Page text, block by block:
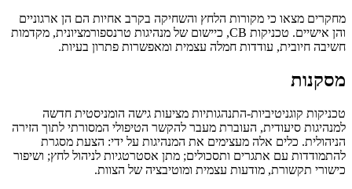
מחקרים מצאו כי מקורות הלחץ והשחיקה בקרב אחיות הם הן ארגוניים
והן אישיים. טכניקות CB, כיישום של מנהיגות טרנספורמציונית, מקדמות
חשיבה חיובית, עודדות חמלה עצמית ומאפשרות פתרון בעיות.
מסקנות
טכניקות קוגניטיביות-התנהגותיות מציעות גישה הומניסטית חדשה
למנהיגות סיעודית, העוברת מעבר להקשר הטיפולי המסורתי לתוך הזירה
הניהולית. כלים אלה מעצימים את המנהיגות על ידי: הצעת מסגרת
להתמודדות עם אתגרים ותסכולים; מתן אסטרטגיות לניהול לחץ; ושיפור
כישורי תקשורת, מודעות עצמית ומוטיבציה של הצוות.